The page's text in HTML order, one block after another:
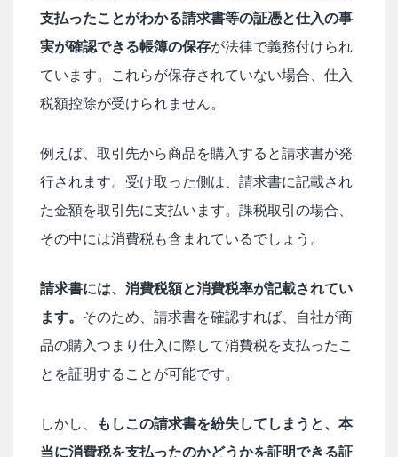
支払ったことがわかる請求書等の証憑と仕入の事
実が確認できる帳簿の保存が法律で義務付けられ
ています。これらが保存されていない場合、仕入
税額控除が受けられません。
例えば、取引先から商品を購入すると請求書が発
行されます。受け取った側は、請求書に記載され
た金額を取引先に支払います。課税取引の場合、
その中には消費税も含まれているでしょう。
請求書には、消費税額と消費税率が記載されてい
ます。 そのため、請求書を確認すれば、自社が商
品の購入つまり仕入に際して消費税を支払ったこ
とを証明することが可能です。
しかし、
もしこの請求書を紛失してしまうと、本
当に消費税を支払ったのかどうかを証明できる証